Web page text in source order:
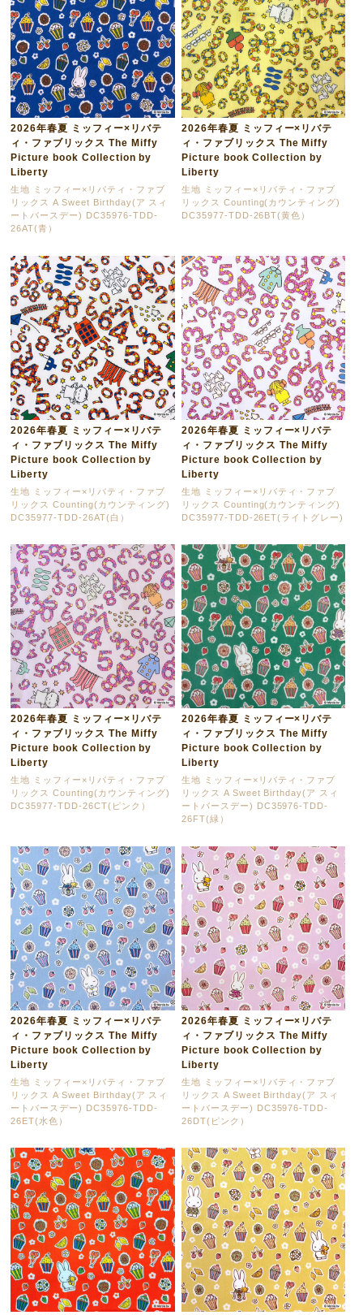
2026年春夏 ミッフィー×リバテ
ィ・ファブリックス The Miffy
Picture book Collection by
Liberty
生地 ミッフィー×リバティ・ファブ
リックス A Sweet Birthday(ア スィ
ートバースデー) DC35976-TDD-
26AT(青）
2026年春夏 ミッフィー×リバテ
ィ・ファブリックス The Miffy
Picture book Collection by
Liberty
生地 ミッフィー×リバティ・ファブ
リックス Counting(カウンティング)
DC35977-TDD-26BT(黄色）
2026年春夏 ミッフィー×リバテ
ィ・ファブリックス The Miffy
Picture book Collection by
Liberty
生地 ミッフィー×リバティ・ファブ
リックス Counting(カウンティング)
DC35977-TDD-26AT(白）
2026年春夏 ミッフィー×リバテ
ィ・ファブリックス The Miffy
Picture book Collection by
Liberty
生地 ミッフィー×リバティ・ファブ
リックス Counting(カウンティング)
DC35977-TDD-26ET(ライトグレー)
2026年春夏 ミッフィー×リバテ
ィ・ファブリックス The Miffy
Picture book Collection by
Liberty
生地 ミッフィー×リバティ・ファブ
リックス Counting(カウンティング)
DC35977-TDD-26CT(ピンク）
2026年春夏 ミッフィー×リバテ
ィ・ファブリックス The Miffy
Picture book Collection by
Liberty
生地 ミッフィー×リバティ・ファブ
リックス A Sweet Birthday(ア スィ
ートバースデー) DC35976-TDD-
26FT(緑）
2026年春夏 ミッフィー×リバテ
ィ・ファブリックス The Miffy
Picture book Collection by
Liberty
生地 ミッフィー×リバティ・ファブ
リックス A Sweet Birthday(ア スィ
ートバースデー) DC35976-TDD-
26ET(水色）
2026年春夏 ミッフィー×リバテ
ィ・ファブリックス The Miffy
Picture book Collection by
Liberty
生地 ミッフィー×リバティ・ファブ
リックス A Sweet Birthday(ア スィ
ートバースデー) DC35976-TDD-
26DT(ピンク）